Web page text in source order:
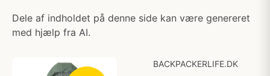
Dele af indholdet på denne side kan være genereret
med hjælp fra AI.
BACKPACKERLIFE.DK